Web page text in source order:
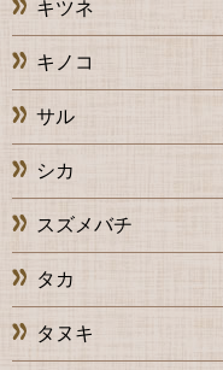
キツネ
キノコ
サル
シカ
スズメバチ
タカ
タヌキ